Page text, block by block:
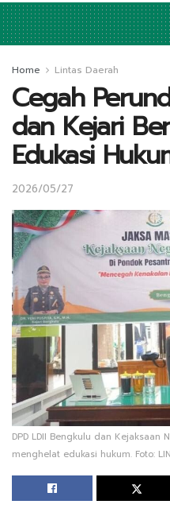
Home Lintas Daerah
Cegah
dan Kejari
Edukasi
2026/05/27
DPD LDII Bengkulu dan Kejaksaan
menghelat edukasi hukum. Foto: